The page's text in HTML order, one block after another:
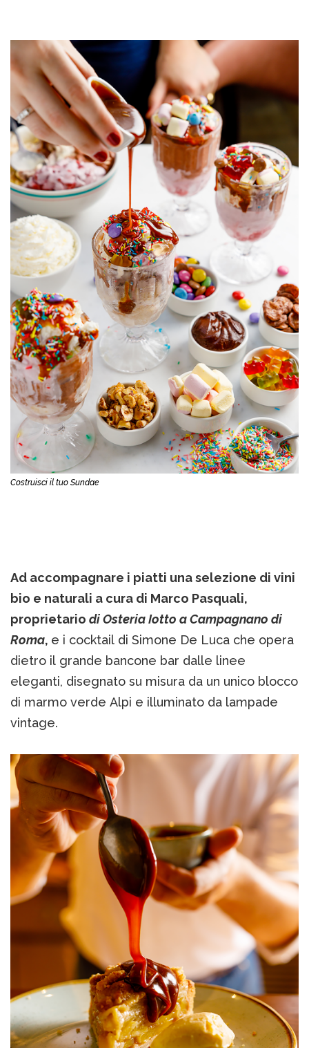
Costruisci il tuo Sundae
Ad accompagnare i piatti una selezione di vini
bio e naturali a cura di Marco Pasquali,
proprietario di Osteria Iotto a Campagnano di
Roma, e i cocktail di Simone De Luca che opera
dietro il grande bancone bar dalle linee
eleganti, disegnato su misura da un unico blocco
di marmo verde Alpi e illuminato da lampade
vintage.